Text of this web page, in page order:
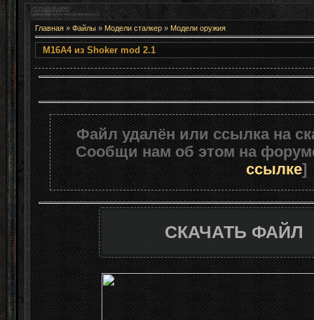
Главная» Файлы» Модели сталкер» Модели оружия
M16A4 из Shoker mod
Файл удалён или ссылка на
Сообщи нам об этом на
ссылке]
СКАЧАТЬ ФАЙЛ